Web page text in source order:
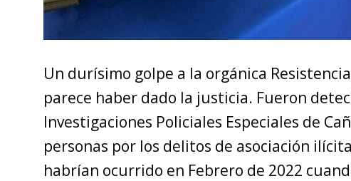
Un durísimo golpe a la orgánica
parece haber dado la justicia. Fueron
Investigaciones Policiales Especiales de
personas por los delitos de asociación
habrían ocurrido en Febrero de 2022